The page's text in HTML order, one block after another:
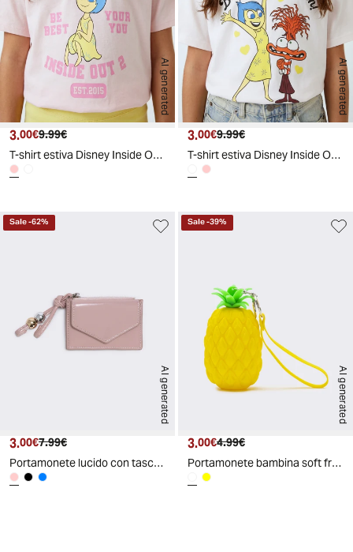
AI generated
Prezzo attuale
3.00€ Prezzo originale
9.99€
T-shirt estiva Disney Inside Out emozionante - Rosa
AI generated
Prezzo attuale
3.00€ Prezzo originale
9.99€
T-shirt estiva Disney Inside Out emozionante - Bianco
AI generated
Sale-62%
Prezzo attuale
3.00€ Prezzo originale
7.99€
Portamonete lucido con taschina per lei - Rosa
AI generated
Sale-39%
Prezzo attuale
3.00€ Prezzo originale
4.99€
Portamonete bambina soft fruit - Bianco